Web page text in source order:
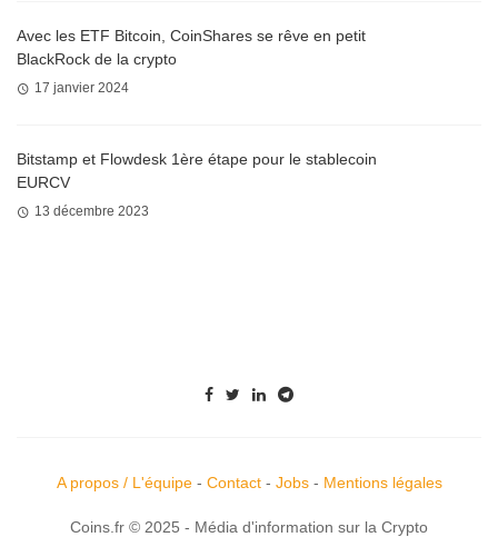
Avec les ETF Bitcoin, CoinShares se rêve en petit
BlackRock de la crypto
17 janvier 2024
Bitstamp et Flowdesk 1ère étape pour le stablecoin
EURCV
13 décembre 2023
A propos / L'équipe- Contact- Jobs- Mentions légales
Coins.fr © 2025 - Média d'information sur la Crypto